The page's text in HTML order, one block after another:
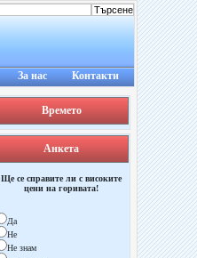
За нас Контакти
Времето
Анкета
Ще се справите ли с високите
цени на горивата!
Да
Не
Не знам